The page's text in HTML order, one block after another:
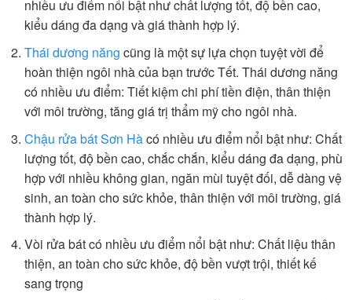
nhiều ưu điểm nổi bật như chất lượng tốt, độ bền cao,
kiểu dáng đa dạng và giá thành hợp lý.
Thái dương năng cũng là một sự lựa chọn tuyệt vời để
hoàn thiện ngôi nhà của bạn trước Tết. Thái dương năng
có nhiều ưu điểm: Tiết kiệm chi phí tiền điện, thân thiện
với môi trường, tăng giá trị thẩm mỹ cho ngôi nhà.
Chậu rửa bát Sơn Hàcó nhiều ưu điểm nổi bật như: Chất
lượng tốt, độ bền cao, chắc chắn, kiểu dáng đa dạng, phù
hợp với nhiều không gian, ngăn mùi tuyệt đối, dễ dàng vệ
sinh, an toàn cho sức khỏe, thân thiện với môi trường, giá
thành hợp lý.
Vòi rửa bát có nhiều ưu điểm nổi bật như: Chất liệu thân
thiện, an toàn cho sức khỏe, độ bền vượt trội, thiết kế
sang trọng